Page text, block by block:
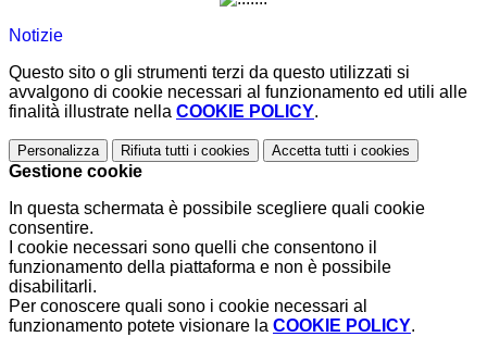
Notizie
Questo sito o gli strumenti terzi da questo utilizzati si
avvalgono di cookie necessari al funzionamento ed utili alle
finalità illustrate nella COOKIE POLICY.
Personalizza Rifiuta tutti i cookies Accetta tutti i cookies
Gestione cookie
In questa schermata è possibile scegliere quali cookie
consentire.
I cookie necessari sono quelli che consentono il
funzionamento della piattaforma e non è possibile
disabilitarli.
Per conoscere quali sono i cookie necessari al
funzionamento potete visionare la COOKIE POLICY.